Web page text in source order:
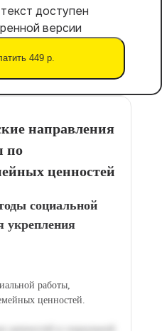
доступен
версии
449 р.
направления
по
ценностей
социальной
укрепления
работы,
ценностей.